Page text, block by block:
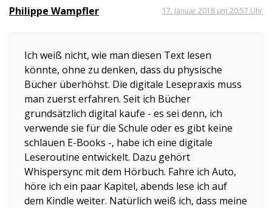
Philippe Wampfler 17. Januar 2018 um 20:57 Uhr
Ich weiß nicht, wie man diesen Text lesen
könnte, ohne zu denken, dass du physische
Bücher überhöhst. Die digitale Lesepraxis muss
man zuerst erfahren. Seit ich Bücher
grundsätzlich digital kaufe - es sei denn, ich
verwende sie für die Schule oder es gibt keine
schlauen E-Books -, habe ich eine digitale
Leseroutine entwickelt. Dazu gehört
Whispersync mit dem Hörbuch. Fahre ich Auto,
höre ich ein paar Kapitel, abends lese ich auf
dem Kindle weiter. Natürlich weiß ich, dass meine